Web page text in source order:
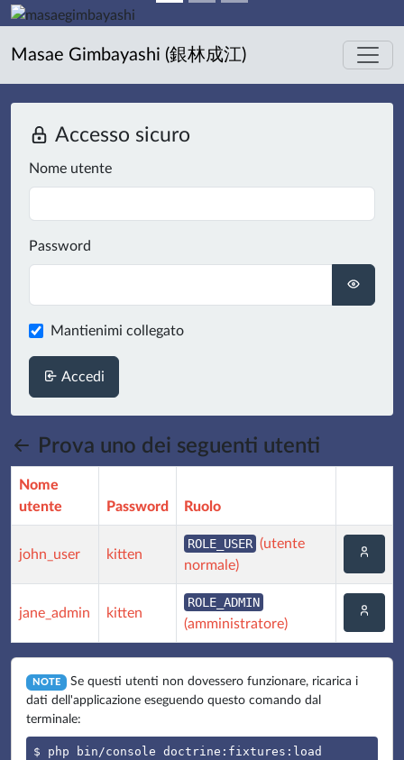
Masae Gimbayashi (銀林成江)
Accesso sicuro
Nome utente
Password
Mantienimi collegato
Accedi
Prova uno dei seguenti utenti
Nome
utente
Password Ruolo
john_user kitten
ROLE_USER (utente
normale)
jane_admin kitten
ROLE_ADMIN
(amministratore)
NOTE
Se questi utenti non dovessero funzionare, ricarica i
dati dell'applicazione eseguendo questo comando dal
terminale:
$ php bin/console doctrine:fixtures:load